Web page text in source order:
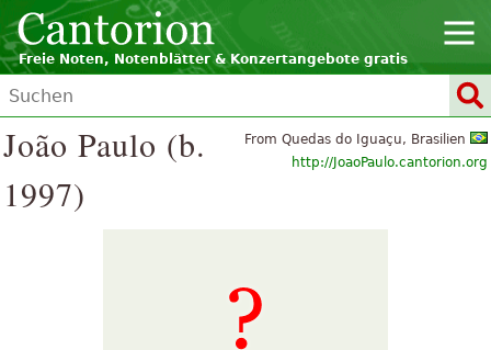
Freie Noten, Notenblätter & Konzertangebote gratis
From Quedas do Iguaçu, Brasilien
http://JoaoPaulo.cantorion.org
João Paulo (b.
1997)